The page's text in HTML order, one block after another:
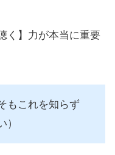
く】力が本当に重要
もこれを知らず
）